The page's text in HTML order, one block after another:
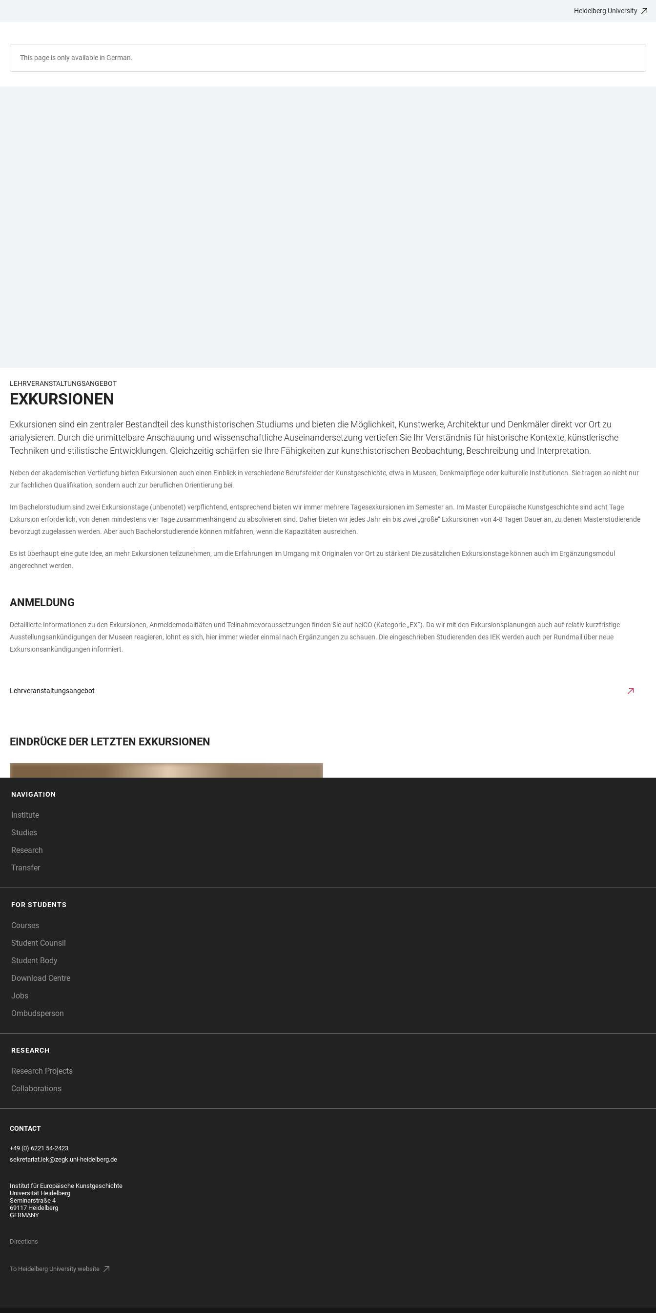
Heidelberg University
This page is only available in German.
LEHRVERANSTALTUNGSANGEBOT
EXKURSIONEN
Exkursionen sind ein zentraler Bestandteil des kunsthistorischen Studiums und bieten die Möglichkeit, Kunstwerke, Architektur und Denkmäler direkt vor Ort zu
analysieren. Durch die unmittelbare Anschauung und wissenschaftliche Auseinandersetzung vertiefen Sie Ihr Verständnis für historische Kontexte, künstlerische
Techniken und stilistische Entwicklungen. Gleichzeitig schärfen sie Ihre Fähigkeiten zur kunsthistorischen Beobachtung, Beschreibung und Interpretation.
Neben der akademischen Vertiefung bieten Exkursionen auch einen Einblick in verschiedene Berufsfelder der Kunstgeschichte, etwa in Museen, Denkmalpflege oder kulturelle Institutionen. Sie tragen so nicht nur
zur fachlichen Qualifikation, sondern auch zur beruflichen Orientierung bei.
Im Bachelorstudium sind zwei Exkursionstage (unbenotet) verpflichtend, entsprechend bieten wir immer mehrere Tagesexkursionen im Semester an. Im Master Europäische Kunstgeschichte sind acht Tage
Exkursion erforderlich, von denen mindestens vier Tage zusammenhängend zu absolvieren sind. Daher bieten wir jedes Jahr ein bis zwei „große“ Exkursionen von 4-8 Tagen Dauer an, zu denen Masterstudierende
bevorzugt zugelassen werden. Aber auch Bachelorstudierende können mitfahren, wenn die Kapazitäten ausreichen.
Es ist überhaupt eine gute Idee, an mehr Exkursionen teilzunehmen, um die Erfahrungen im Umgang mit Originalen vor Ort zu stärken! Die zusätzlichen Exkursionstage können auch im Ergänzungsmodul
angerechnet werden.
ANMELDUNG
Detaillierte Informationen zu den Exkursionen, Anmeldemodalitäten und Teilnahmevoraussetzungen finden Sie auf heiCO (Kategorie „EX“). Da wir mit den Exkursionsplanungen auch auf relativ kurzfristige
Ausstellungsankündigungen der Museen reagieren, lohnt es sich, hier immer wieder einmal nach Ergänzungen zu schauen. Die eingeschrieben Studierenden des IEK werden auch per Rundmail über neue
Exkursionsankündigungen informiert.
Lehrveranstaltungsangebot
EINDRÜCKE DER LETZTEN EXKURSIONEN
NAVIGATION
Institute
Studies
Research
Transfer
FOR STUDENTS
Courses
Student Counsil
Student Body
Download Centre
Jobs
Ombudsperson
RESEARCH
Research Projects
Collaborations
CONTACT
+49 (0) 6221 54-2423
sekretariat.iek@zegk.uni-heidelberg.de
Institut für Europäische Kunstgeschichte
Universität Heidelberg
Seminarstraße 4
69117 Heidelberg
GERMANY
Directions
To Heidelberg University website